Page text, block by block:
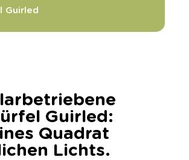
Guirled
Guirled:
Quadrat
Lichts.